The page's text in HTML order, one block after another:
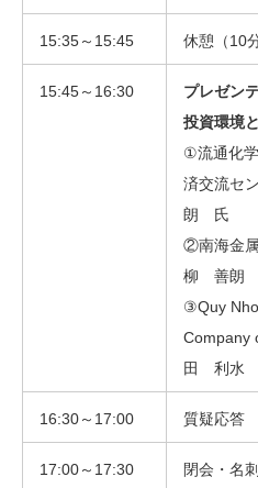
15:35～15:45 休憩（10分
15:45～16:30
プレゼン
投資環境
①流通化
済交流セ
朗 氏
②南海金
柳 善朗
③Quy
Company
田 利水
16:30～17:00 質疑応答
17:00～17:30 閉会・名